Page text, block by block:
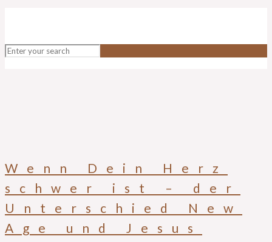
Wenn Dein Herz
schwer ist – der
Unterschied New
Age und Jesus